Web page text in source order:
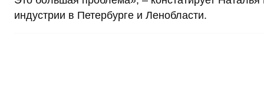
индустрии в Петербурге и Ленобласти.